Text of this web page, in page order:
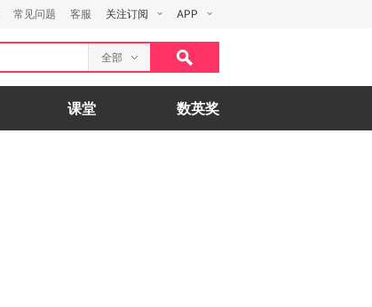
常见问题 客服 关注订阅 APP
全部
课堂 数英奖